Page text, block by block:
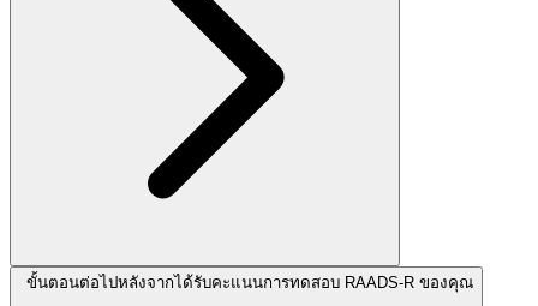
ขั้นตอนต่อไปหลังจากได้รับคะแนนการทดสอบ RAADS-R ของคุณ